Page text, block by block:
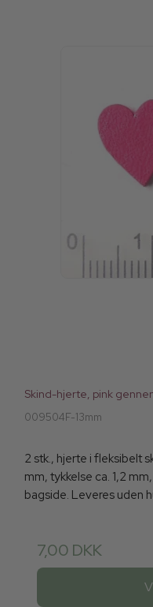
Skind-hjerte, pink
009504F-13mm
2 stk., hjerte i fleksibelt
mm, tykkelse ca. 1,2
bagside. Leveres uden
7,00 DKK